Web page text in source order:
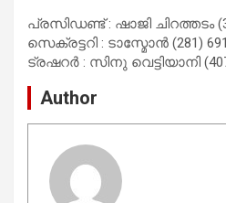
പ്രസിഡണ്ട്‌ : ഷാജി ചിറത്തടം
സെക്രട്ടറി : ടാസ്മോൻ (281)
ട്രഷറർ : സിനു വെട്ടിയാനി
Author